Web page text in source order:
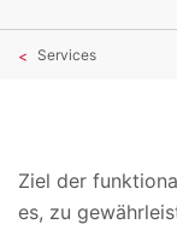
Services
Ziel der
es, zu